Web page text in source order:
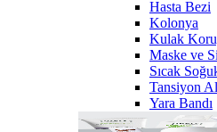
Hasta Bezi
Kolonya
Kulak
Maske ve
Sıcak
Tansiyon
Yara Bandı